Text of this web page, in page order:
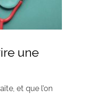
une
et que l’on